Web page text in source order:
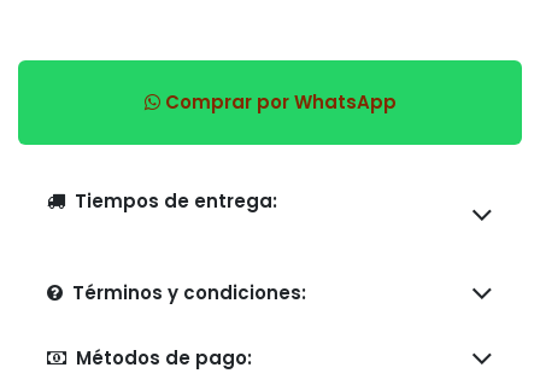
Comprar por WhatsApp
Tiempos de entrega:
Términos y condiciones:
Métodos de pago: